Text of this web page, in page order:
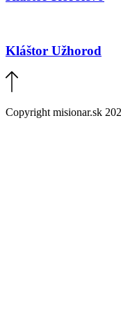
Kláštor Užhorod
Copyright misionar.sk